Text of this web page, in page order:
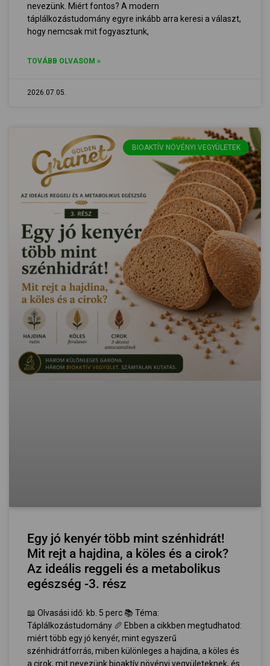
nevezünk. Miért fontos? A modern
táplálkozástudomány egyre inkább arra keresi a választ,
hogy nemcsak mit fogyasztunk,
TOVÁBB OLVASOM »
2026.07.05.
BIOAKTÍV NÖVÉNYI VEGYÜLETEK
Egy jó kenyér több mint szénhidrát!
Mit rejt a hajdina, a köles és a cirok?
Az ideális reggeli és a metabolikus
egészség -3. rész
📖 Olvasási idő: kb. 5 perc 📚 Téma:
Táplálkozástudomány 🥖 Ebben a cikkben megtudhatod:
miért több egy jó kenyér, mint egyszerű
szénhidrátforrás, miben különleges a hajdina, a köles és
a cirok, mit nevezünk bioaktív növényi vegyületeknek, és